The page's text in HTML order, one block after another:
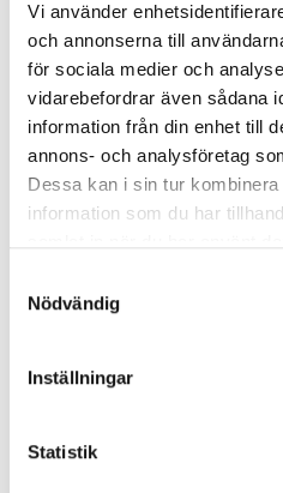
Vi använder
och annonserna till
för sociala medier och
vidarebefordrar även sådana
information från din enhet till
annons- och analysföretag
Dessa kan i sin tur
information som du har
Nödvändig
Inställningar
Statistik
9 korta röda rosor med
Kommer utan vas men går
tillval!